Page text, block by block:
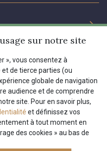
International
EN
sur notre site
», vous consentez à
de tierce parties (ou
globale de navigation
audience et de comprendre
site. Pour en savoir plus,
et définissez vos
à tout moment en
des cookies » au bas de